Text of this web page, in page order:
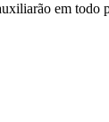
em todo